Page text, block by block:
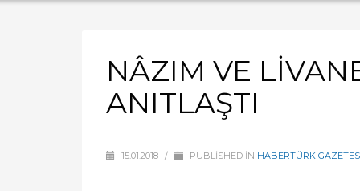
NÂZIM VE
ANITLAŞTI
15.01.2018 / PUBLISHED IN HABERTÜRK